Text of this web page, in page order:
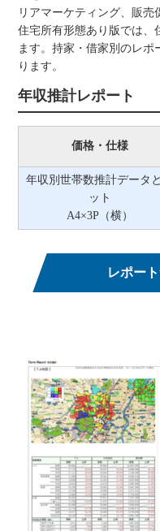
リアマーケティング、販
住宅所有形態あり版では、
ます。持家・借家別のレ
ります。
年収推計レポート
価格・仕様
年収別世帯数推計データ
ット
A4×3P（横）
レポー